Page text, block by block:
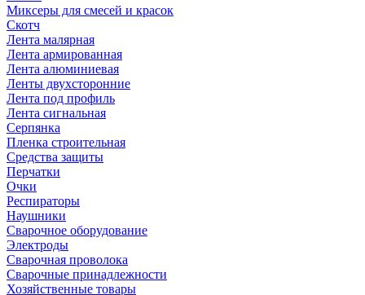
Миксеры для смесей и красок
Скотч
Лента малярная
Лента армированная
Лента алюминиевая
Ленты двухсторонние
Лента под профиль
Лента сигнальная
Серпянка
Пленка строительная
Средства защиты
Перчатки
Очки
Респираторы
Наушники
Сварочное оборудование
Электроды
Сварочная проволока
Сварочные принадлежности
Хозяйственные товары